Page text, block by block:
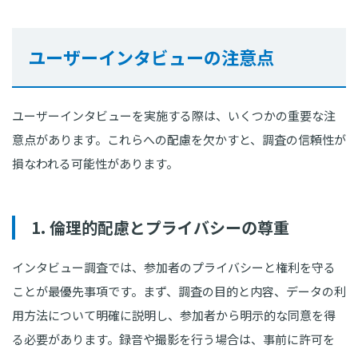
ユーザーインタビューの注意点
ユーザーインタビューを実施する際は、いくつかの重要な注
意点があります。これらへの配慮を欠かすと、調査の信頼性が
損なわれる可能性があります。
1. 倫理的配慮とプライバシーの尊重
インタビュー調査では、参加者のプライバシーと権利を守る
ことが最優先事項です。まず、調査の目的と内容、データの利
用方法について明確に説明し、参加者から明示的な同意を得
る必要があります。録音や撮影を行う場合は、事前に許可を